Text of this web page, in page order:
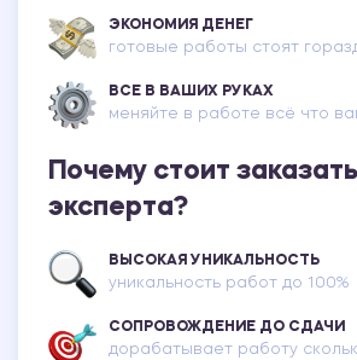
ЭКОНОМИЯ ДЕНЕГ
готовые работы стоят
ВСЕ В ВАШИХ РУКАХ
меняйте в работе всё что
Почему стоит
эксперта?
ВЫСОКАЯ УНИКАЛЬНОСТЬ
уникальность работ до 100%
СОПРОВОЖДЕНИЕ ДО СДАЧИ
дорабатывает работу